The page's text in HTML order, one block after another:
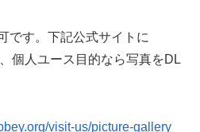
です。下記公式サイトに
個人ユース目的なら写真をDL
visit-us/picture-gallery